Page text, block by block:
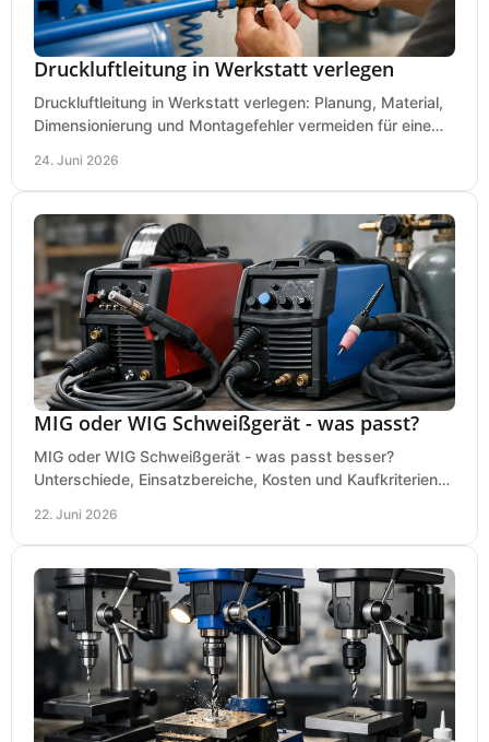
Druckluftleitung in Werkstatt verlegen
Druckluftleitung in Werkstatt verlegen: Planung, Material,
Dimensionierung und Montagefehler vermeiden für eine
24. Juni 2026
MIG oder WIG Schweißgerät - was passt?
MIG oder WIG Schweißgerät - was passt besser?
Unterschiede, Einsatzbereiche, Kosten und Kaufkriterien
22. Juni 2026